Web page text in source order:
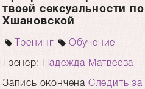
твоей сексуальности
Хшановской
Тренинг
Обучение
Тренер: Надежда Матвеева
Запись окончена Следить